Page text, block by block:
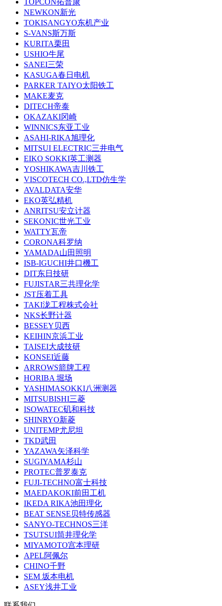
TOPCON拓普康
NEWKON新光
TOKISANGYO东机产业
S-VANS斯万斯
KURITA栗田
USHIO牛尾
SANEI三荣
KASUGA春日电机
PARKER TAIYO太阳铁工
MAKE麦克
DITECH帝泰
OKAZAKI冈崎
WINNICS东亚工业
ASAHI-RIKA旭理化
MITSUI ELECTRIC三井电气
EIKO SOKKI英工测器
YOSHIKAWA吉川铁工
VISCOTECH CO.,LTD仿生学
AVALDATA安华
EKO英弘精机
ANRITSU安立计器
SEKONIC世光工业
WATTY瓦帝
CORONA科罗纳
YAMADA山田照明
ISB-IGUCHI井口機工
DIT东日技研
FUJISTAR三共理化学
JST压着工具
TAKI泷工程株式会社
NKS长野计器
BESSEY贝西
KEIHIN京浜工业
TAISEI大成技研
KONSEI近藤
ARROWS箭牌工程
HORIBA 堀场
YASHIMASOKKI八洲测器
MITSUBISHI三菱
ISOWATEC矶和科技
SHINRYO新菱
UNITEMP尤尼坦
TKD武田
YAZAWA矢泽科学
SUGIYAMA杉山
PROTEC普罗泰克
FUJI-TECHNO富士科技
MAEDAKOKI前田工机
IKEDA RIKA池田理化
BEAT SENSE贝特传感器
SANYO-TECHNOS三洋
TSUTSUI筒井理化学
MIYAMOTO宫本理研
APEL阿佩尔
CHINO千野
SEM 坂本电机
ASEY浅井工业